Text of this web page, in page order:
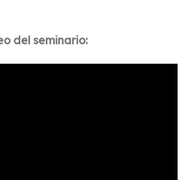
del seminario: